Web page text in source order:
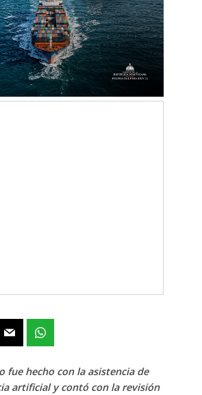
fue hecho con la asistencia de
artificial y contó con la revisión